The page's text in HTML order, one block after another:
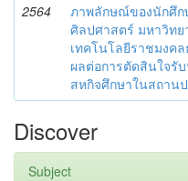
2564
ภาพลักษณ์ของนักศึ
ศิลปศาสตร์ มหาวิทย
เทคโนโลยีราชมงค
ผลต่อการตัดสินใจรั
สหกิจศึกษาในสถาน
Discover
Subject